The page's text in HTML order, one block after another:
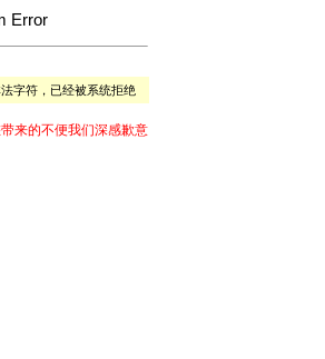
Error
字符，已经被系统拒绝
来的不便我们深感歉意